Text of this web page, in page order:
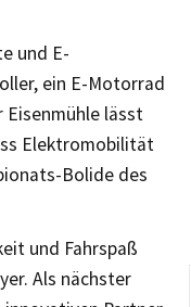
und E-
ein E-Motorrad
Eisenmühle lässt
Elektromobilität
Bolide des
und Fahrspaß
Als nächster